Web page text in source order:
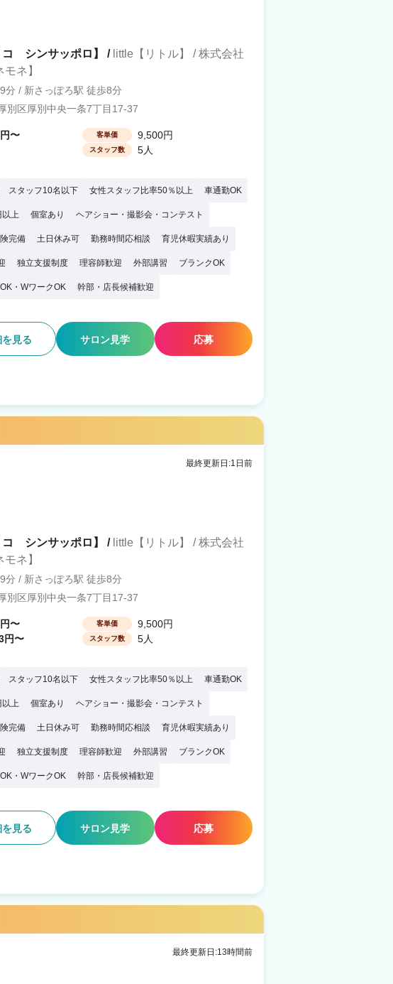
コ シンサッポロ】 / little【リトル】 / 株式会社
ネ】
分 / 新さっぽろ駅 徒歩8分
別区厚別中央一条7丁目17-37
〜 客単価 9,500円
スタッフ数 5人
スタッフ10名以下 女性スタッフ比率50％以上 車通勤OK
以上 個室あり ヘアショー・撮影会・コンテスト
完備 土日休み可 勤務時間応相談 育児休暇実績あり
独立支援制度 理容師歓迎 外部講習 ブランクOK
・WワークOK 幹部・店長候補歓迎
見る サロン見学 応募
最終更新日:1日前
コ シンサッポロ】 / little【リトル】 / 株式会社
ネ】
分 / 新さっぽろ駅 徒歩8分
別区厚別中央一条7丁目17-37
〜 客単価 9,500円
円〜 スタッフ数 5人
スタッフ10名以下 女性スタッフ比率50％以上 車通勤OK
以上 個室あり ヘアショー・撮影会・コンテスト
完備 土日休み可 勤務時間応相談 育児休暇実績あり
独立支援制度 理容師歓迎 外部講習 ブランクOK
・WワークOK 幹部・店長候補歓迎
見る サロン見学 応募
最終更新日:13時間前